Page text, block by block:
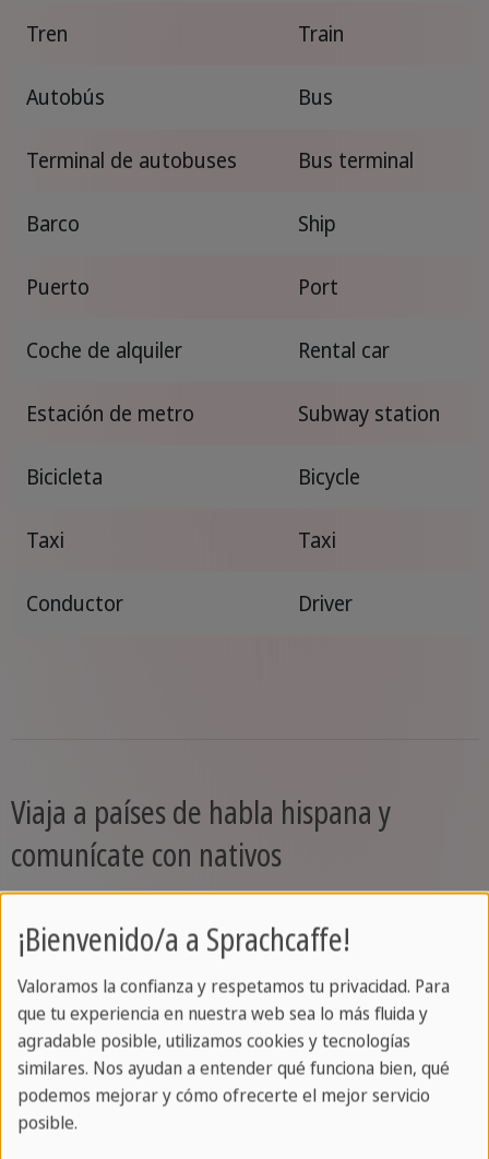
Tren Train
Autobús Bus
Terminal de autobuses Bus terminal
Barco Ship
Puerto Port
Coche de alquiler Rental car
Estación de metro Subway station
Bicicleta Bicycle
Taxi Taxi
Conductor Driver
Viaja a países de habla hispana y
comunícate con nativos
permite explorar la cultura, la historia y las
tradiciones de los países hispanohablantes de una
manera más profunda. Además, con un buen
vocabulario turístico en español, puedes planificar
y disfrutar de tus viajes de manera independiente,
sin depender constantemente de guías turísticos o
aplicaciones de traducción. Para aprender más
¡Bienvenido/a a Sprachcaffe!
Valoramos la confianza y respetamos tu privacidad. Para
que tu experiencia en nuestra web sea lo más fluida y
agradable posible, utilizamos cookies y tecnologías
similares. Nos ayudan a entender qué funciona bien, qué
podemos mejorar y cómo ofrecerte el mejor servicio
posible.